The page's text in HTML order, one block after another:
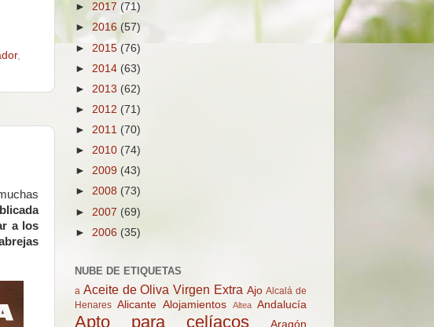
,
a los
► 2017 (71)
► 2016 (57)
► 2015 (76)
► 2014 (63)
► 2013 (62)
► 2012 (71)
► 2011 (70)
► 2010 (74)
► 2009 (43)
► 2008 (73)
► 2007 (69)
► 2006 (35)
NUBE DE ETIQUETAS
a Aceite de Oliva Virgen Extra Ajo Alcalá de
Henares Alicante Alojamientos Altea Andalucía
Apto para celíacos Aragón